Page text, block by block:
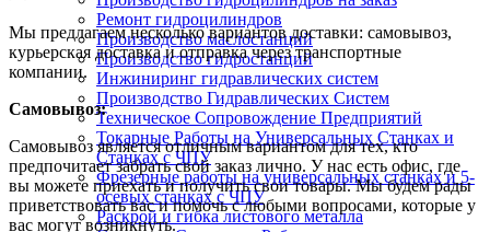
Ремонт гидроцилиндров
Производство маслостанций
Производство гидростанций
Инжиниринг гидравлических систем
Производство Гидравлических Систем
Техническое Сопровождение Предприятий
Токарные Работы на Универсальных Станках и
Станках с ЧПУ
Фрезерные работы на универсальных станках и 5-
осевых станках с ЧПУ
Раскрой и гибка листового металла
Мы предлагаем несколько вариантов доставки: самовывоз,
курьерская доставка и отправка через транспортные
компании.
Самовывоз:
Самовывоз является отличным вариантом для тех, кто
предпочитает забрать свой заказ лично. У нас есть офис, где
вы можете приехать и получить свои товары. Мы будем рады
приветствовать вас и помочь с любыми вопросами, которые у
вас могут возникнуть.